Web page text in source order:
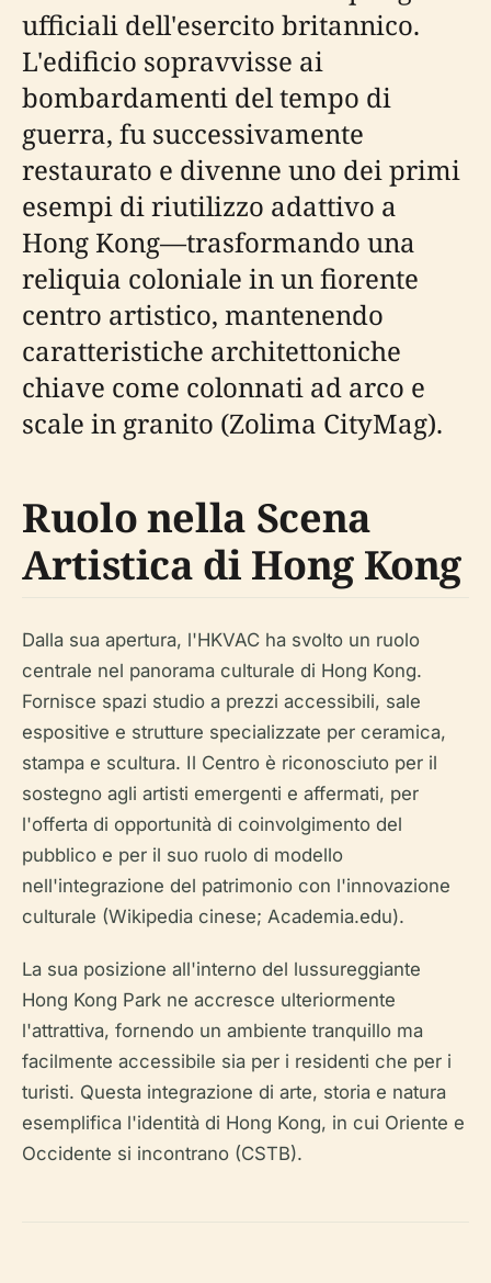
ufficiali dell'esercito britannico.
L'edificio sopravvisse ai
bombardamenti del tempo di
guerra, fu successivamente
restaurato e divenne uno dei primi
esempi di riutilizzo adattivo a
Hong Kong—trasformando una
reliquia coloniale in un fiorente
centro artistico, mantenendo
caratteristiche architettoniche
chiave come colonnati ad arco e
scale in granito (Zolima CityMag).
Ruolo nella Scena
Artistica di Hong Kong
Dalla sua apertura, l'HKVAC ha svolto un ruolo
centrale nel panorama culturale di Hong Kong.
Fornisce spazi studio a prezzi accessibili, sale
espositive e strutture specializzate per ceramica,
stampa e scultura. Il Centro è riconosciuto per il
sostegno agli artisti emergenti e affermati, per
l'offerta di opportunità di coinvolgimento del
pubblico e per il suo ruolo di modello
nell'integrazione del patrimonio con l'innovazione
culturale (Wikipedia cinese; Academia.edu).
La sua posizione all'interno del lussureggiante
Hong Kong Park ne accresce ulteriormente
l'attrattiva, fornendo un ambiente tranquillo ma
facilmente accessibile sia per i residenti che per i
turisti. Questa integrazione di arte, storia e natura
esemplifica l'identità di Hong Kong, in cui Oriente e
Occidente si incontrano (CSTB).